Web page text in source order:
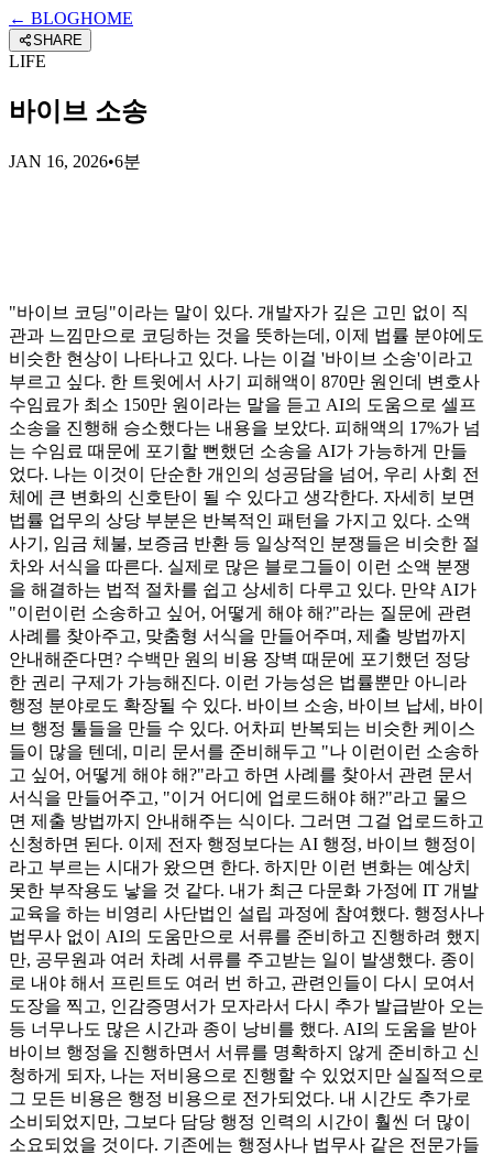
← BLOGHOME
SHARE
LIFE
바이브 소송
JAN 16, 2026•6분
"바이브 코딩"이라는 말이 있다. 개발자가 깊은 고민 없이 직
관과 느낌만으로 코딩하는 것을 뜻하는데, 이제 법률 분야에도
비슷한 현상이 나타나고 있다. 나는 이걸 '바이브 소송'이라고
부르고 싶다. 한 트윗에서 사기 피해액이 870만 원인데 변호사
수임료가 최소 150만 원이라는 말을 듣고 AI의 도움으로 셀프
소송을 진행해 승소했다는 내용을 보았다. 피해액의 17%가 넘
는 수임료 때문에 포기할 뻔했던 소송을 AI가 가능하게 만들
었다. 나는 이것이 단순한 개인의 성공담을 넘어, 우리 사회 전
체에 큰 변화의 신호탄이 될 수 있다고 생각한다. 자세히 보면
법률 업무의 상당 부분은 반복적인 패턴을 가지고 있다. 소액
사기, 임금 체불, 보증금 반환 등 일상적인 분쟁들은 비슷한 절
차와 서식을 따른다. 실제로 많은 블로그들이 이런 소액 분쟁
을 해결하는 법적 절차를 쉽고 상세히 다루고 있다. 만약 AI가
"이런이런 소송하고 싶어, 어떻게 해야 해?"라는 질문에 관련
사례를 찾아주고, 맞춤형 서식을 만들어주며, 제출 방법까지
안내해준다면? 수백만 원의 비용 장벽 때문에 포기했던 정당
한 권리 구제가 가능해진다. 이런 가능성은 법률뿐만 아니라
행정 분야로도 확장될 수 있다. 바이브 소송, 바이브 납세, 바이
브 행정 툴들을 만들 수 있다. 어차피 반복되는 비슷한 케이스
들이 많을 텐데, 미리 문서를 준비해두고 "나 이런이런 소송하
고 싶어, 어떻게 해야 해?"라고 하면 사례를 찾아서 관련 문서
서식을 만들어주고, "이거 어디에 업로드해야 해?"라고 물으
면 제출 방법까지 안내해주는 식이다. 그러면 그걸 업로드하고
신청하면 된다. 이제 전자 행정보다는 AI 행정, 바이브 행정이
라고 부르는 시대가 왔으면 한다. 하지만 이런 변화는 예상치
못한 부작용도 낳을 것 같다. 내가 최근 다문화 가정에 IT 개발
교육을 하는 비영리 사단법인 설립 과정에 참여했다. 행정사나
법무사 없이 AI의 도움만으로 서류를 준비하고 진행하려 했지
만, 공무원과 여러 차례 서류를 주고받는 일이 발생했다. 종이
로 내야 해서 프린트도 여러 번 하고, 관련인들이 다시 모여서
도장을 찍고, 인감증명서가 모자라서 다시 추가 발급받아 오는
등 너무나도 많은 시간과 종이 낭비를 했다. AI의 도움을 받아
바이브 행정을 진행하면서 서류를 명확하지 않게 준비하고 신
청하게 되자, 나는 저비용으로 진행할 수 있었지만 실질적으로
그 모든 비용은 행정 비용으로 전가되었다. 내 시간도 추가로
소비되었지만, 그보다 담당 행정 인력의 시간이 훨씬 더 많이
소요되었을 것이다. 기존에는 행정사나 법무사 같은 전문가들